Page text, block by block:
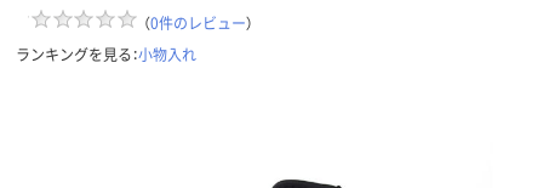
（0件のレビュー）
ランキングを見る：小物入れ